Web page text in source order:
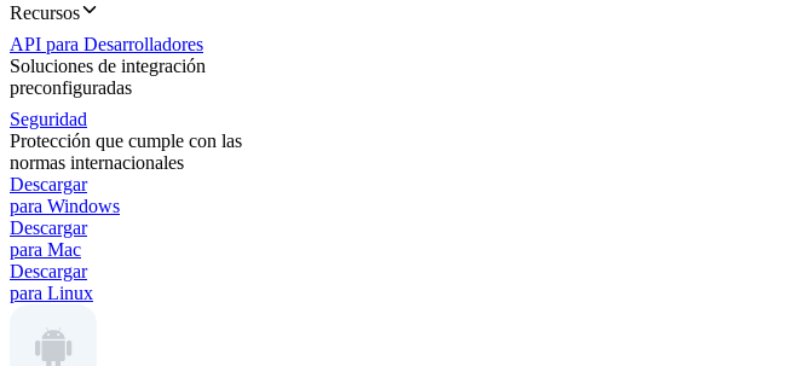
Recursos
API para Desarrolladores
Soluciones de integración
preconfiguradas
Seguridad
Protección que cumple con las
normas internacionales
Descargar
para Windows
Descargar
para Mac
Descargar
para Linux